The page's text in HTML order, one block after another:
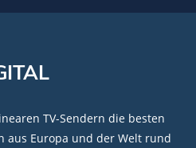
TV-Sendern die besten
aus Europa und der Welt rund